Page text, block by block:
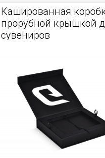
Кашированная
прорубной крышкой
сувениров